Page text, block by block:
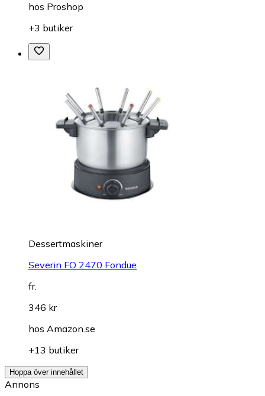
hos Proshop
+3 butiker
Dessertmaskiner
Severin FO 2470 Fondue
fr.
346 kr
hos Amazon.se
+13 butiker
Hoppa över innehållet
Annons